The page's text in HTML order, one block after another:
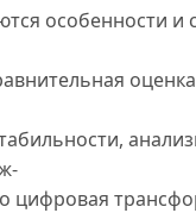
особенности
цифровая